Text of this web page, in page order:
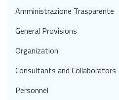
Amministrazione Trasparente
General Provisions
Organization
Consultants and Collaborators
Personnel